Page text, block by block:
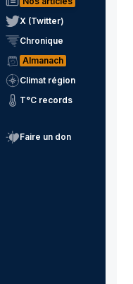
X (Twitter)
Chronique
Almanach
Climat région
T°C records
Faire un don